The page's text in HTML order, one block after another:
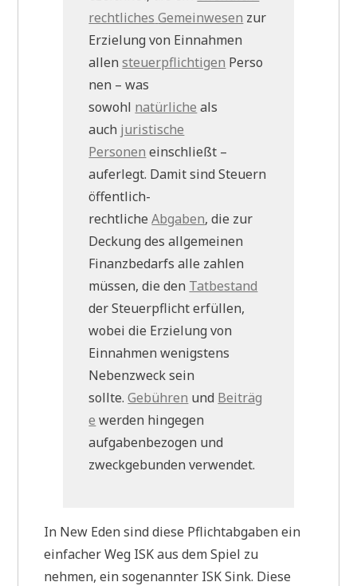
rechtliches Gemeinwesen zur
Erzielung von Einnahmen
allensteuerpflichtigen Perso
nen – was
sowohl natürliche als
auch juristische
Personen einschließt –
auferlegt. Damit sind Steuern
öffentlich-
rechtlicheAbgaben, die zur
Deckung des allgemeinen
Finanzbedarfs alle zahlen
müssen, die den Tatbestand
der Steuerpflicht erfüllen,
wobei die Erzielung von
Einnahmen wenigstens
Nebenzweck sein
sollte.Gebühren und Beiträg
e werden hingegen
aufgabenbezogen und
zweckgebunden verwendet.
In New Eden sind diese Pflichtabgaben ein
einfacher Weg ISK aus dem Spiel zu
nehmen, ein sogenannter ISK Sink. Diese